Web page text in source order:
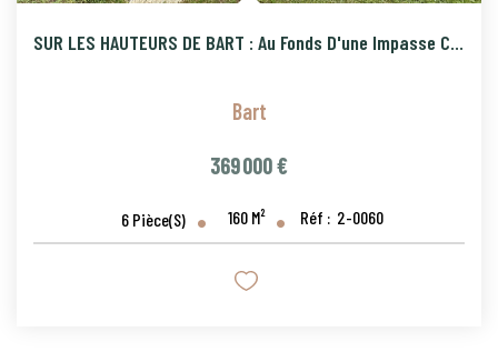
SUR LES HAUTEURS DE BART : Au Fonds D'une Impasse Calme Et T
Bart
369 000 €
6 Pièce(s) 160 M² Réf : 2-0060